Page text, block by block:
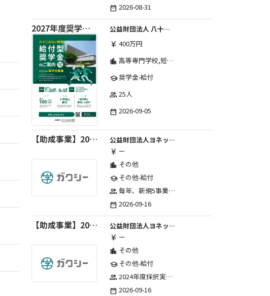
date_range 2026-08-31
2027年度奨学生募集要項
公益財団法人 八十二みらい財団
currency_yen 400万円
location_city 高等専門学校,短期大学,専修学校,大学
school奨学金-給付
group 25人
date_range 2026-09-05
【助成事業】2027年度中学校部活動の地域展開推進に関する助成金
公益財団法人ヨネックススポーツ振興財団
currency_yen ー
location_city その他
schoolその他-給付
group 毎年、新規5事業前後への助成金交付を予定とし、初年度5事業、2年目合計10事業前後、3年目合計15事業前後、4年目以降は15事業前後にて実施する。 2025年度採択実績：5事業、2026年度採択実績：5事業
date_range 2026-09-16
【助成事業】2027年度（通年）国際交流普及事業に関する助成金
公益財団法人ヨネックススポーツ振興財団
currency_yen ー
location_city その他
schoolその他-給付
group 2024年度採択実績：21事業（前期11・後期10）、2025年度採択実績：30事業（前期15・後期15）、2026年度採択実績：40事業 ※2026年度より、前期・後期の区分を廃止し、年1回の申請受付となりました。
date_range 2026-09-16